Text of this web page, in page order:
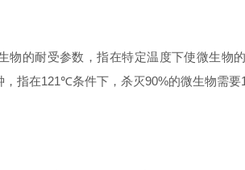
物的耐受参数，指在特定温度下使微生物
，指在121℃条件下，杀灭90%的微生物需要